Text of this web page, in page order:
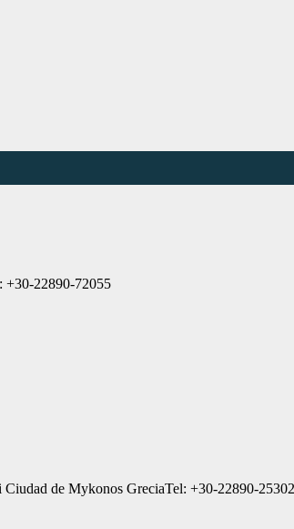
+30-22890-72055
de Mykonos GreciaTel: +30-22890-25302